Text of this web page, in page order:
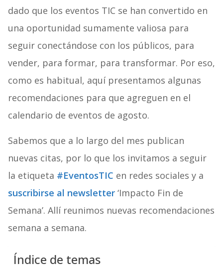
dado que los eventos TIC se han convertido en
una oportunidad sumamente valiosa para
seguir conectándose con los públicos, para
vender, para formar, para transformar. Por eso,
como es habitual, aquí presentamos algunas
recomendaciones para que agreguen en el
calendario de eventos de agosto.
Sabemos que a lo largo del mes publican
nuevas citas, por lo que los invitamos a seguir
la etiqueta #EventosTIC en redes sociales y a
suscribirse al newsletter‘Impacto Fin de
Semana’. Allí reunimos nuevas recomendaciones
semana a semana.
Índice de temas